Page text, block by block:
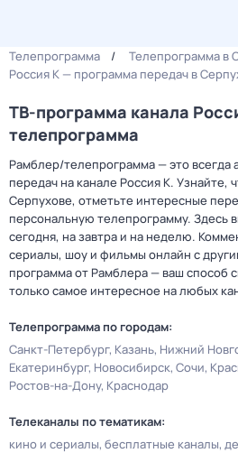
Телепрограмма
Телепрограмма в
Россия К — программа передач в
ТВ-программа канала
телепрограмма
Рамблер/телепрограмма — это всегда
передач на канале Россия К. Узнайте,
Серпухове, отметьте интересные
персональную телепрограмму. Здесь
сегодня, на завтра и на неделю.
сериалы, шоу и фильмы онлайн с
программа от Рамблера — ваш способ
только самое интересное на любых
Телепрограмма по городам:
Санкт-Петербург Казань Нижний
Екатеринбург Новосибирск Сочи
Ростов-на-Дону Краснодар
Телеканалы по тематикам:
кино и сериалы бесплатные каналы